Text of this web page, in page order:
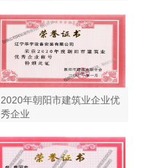
2020年朝阳市建筑业企业优
秀企业